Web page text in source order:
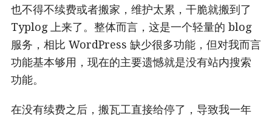
也不得不续费或者搬家，维护太累，干脆就搬到了
Typlog 上来了。整体而言，这是一个轻量的 blog
服务，相比 WordPress 缺少很多功能，但对我而言
功能基本够用，现在的主要遗憾就是没有站内搜索
功能。
在没有续费之后，搬瓦工直接给停了，导致我一年